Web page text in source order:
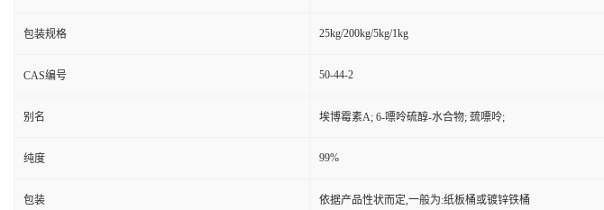
包装规格 25kg/200kg/5kg/1kg
CAS编号 50-44-2
别名 埃博霉素A; 6-嘌呤硫醇-水合物; 巯嘌呤;
纯度 99%
包装 依据产品性状而定,一般为:纸板桶或镀锌铁桶